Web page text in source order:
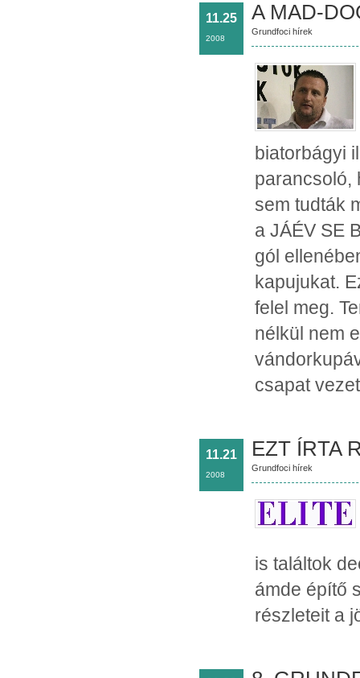
11.25
2008
A MAD-
Grundfoci hírek
biatorbágyi
parancsoló,
sem tudták
a JÁÉV SE
gól
kapujukat.
felel meg.
nélkül nem
csapat
11.21
2008
EZT ÍRTA
Grundfoci hírek
is találtok
ámde építő
részleteit a